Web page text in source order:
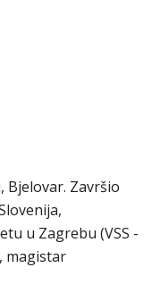
Bjelovar. Završio
u Zagrebu (VSS -
magistar